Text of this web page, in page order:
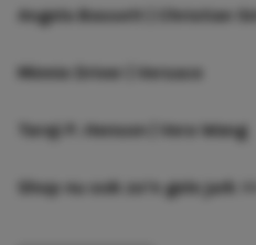
Angela Bassett | Christian
Minnie Driver | Versace
Taraji P. Henson | Vera Wang
Shop nu ook zo’n gele jurk